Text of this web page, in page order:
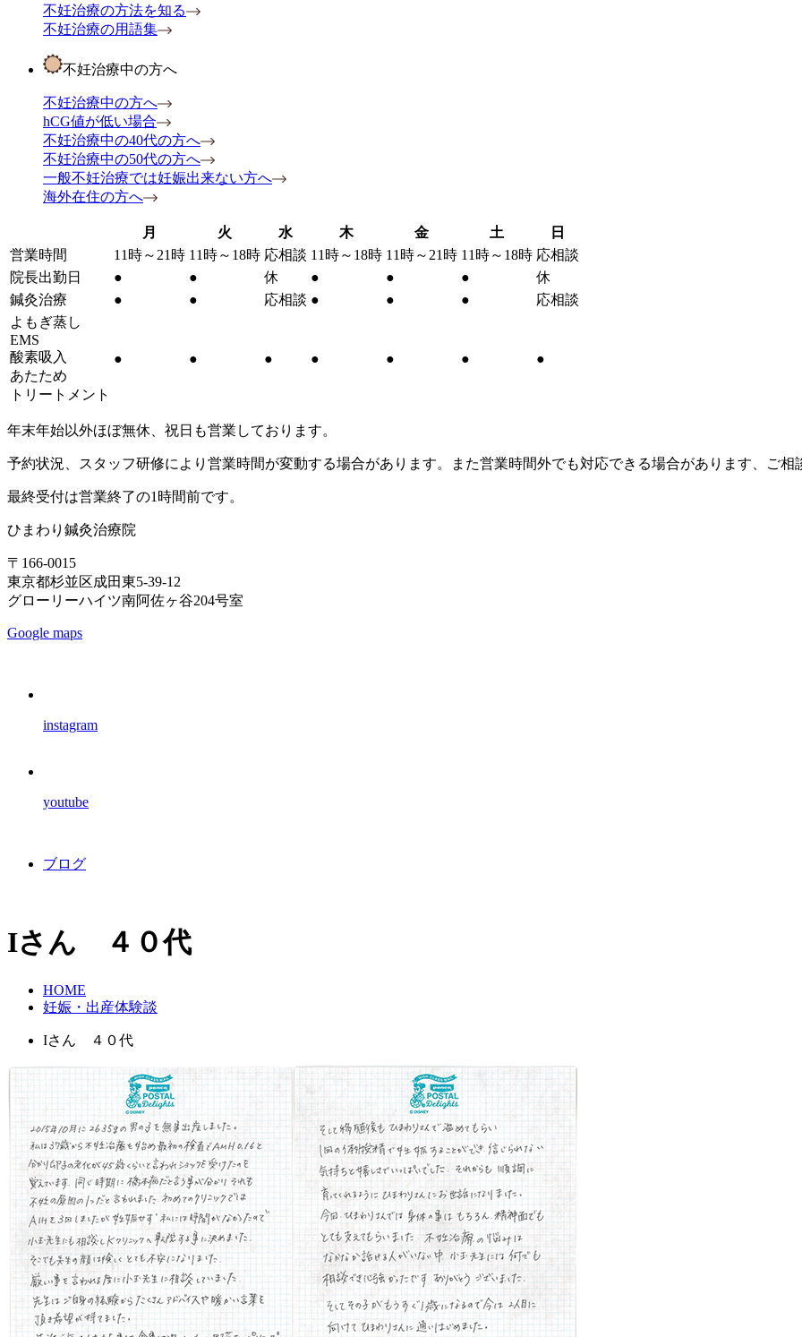
不妊治療の方法を知る
不妊治療の用語集
不妊治療中の方へ
不妊治療中の方へ
hCG値が低い場合
不妊治療中の40代の方へ
不妊治療中の50代の方へ
一般不妊治療では妊娠出来ない方へ
海外在住の方へ
月 火 水 木 金 土
日
営業時間
11時～21時 11時～18時 応相談 11時～18時 11時～21時 11時～18時 応相談
院長出勤日
● ● 休 ● ● ●
休
鍼灸治療
● ● 応相談 ● ● ●
応相談
よもぎ蒸し
EMS
酸素吸入
あたため
トリートメント
● ● ● ● ● ● ●
年末年始以外ほぼ無休、祝日も営業しております。
予約状況、スタッフ研修により営業時間が変動する場合があります。また営業時間外でも対応できる場合があります、ご相
最終受付は営業終了の1時間前です。
ひまわり鍼灸治療院
〒166-0015
東京都杉並区成田東5-39-12
グローリーハイツ南阿佐ヶ谷204号室
Google maps
instagram
youtube
ブログ
Iさん ４０代
HOME
妊娠・出産体験談
Iさん ４０代